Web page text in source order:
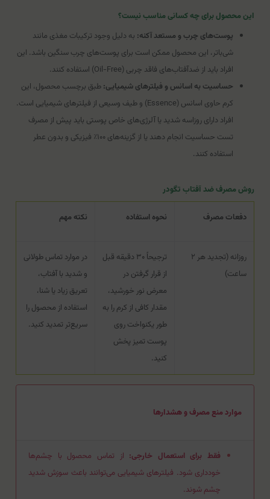
این محصول برای چه کسانی مناسب نیست؟
پوست‌های چرب و مستعد آکنه: به دلیل وجود ترکیبات مغذی مانند
شی‌باتر، این محصول ممکن است برای پوست‌های چرب سنگین باشد. این
افراد باید از ضدآفتاب‌های فاقد چربی (Oil-Free) استفاده کنند.
حساسیت به اسانس و فیلترهای شیمیایی:طبق برچسب محصول، این
کرم حاوی اسانس (Essence) و طیف وسیعی از فیلترهای شیمیایی است.
افراد دارای روزاسه شدید یا آلرژی‌های خاص پوستی باید پیش از مصرف
تست حساسیت انجام دهند یا از گزینه‌های ۱۰۰٪ فیزیکی و بدون عطر
استفاده کنند.
روش مصرف ضد آفتاب تگودر
دفعات مصرف نحوه استفاده نکته مهم
روزانه (تجدید هر ۲
ساعت)
ترجیحاً ۳۰ دقیقه قبل
از قرار گرفتن در
معرض نور خورشید،
مقدار کافی از کرم را به
طور یکنواخت روی
پوست تمیز پخش
کنید.
در موارد تماس طولانی
و شدید با آفتاب،
تعریق زیاد یا شنا،
استفاده از محصول را
سریع‌تر تمدید کنید.
موارد منع مصرف و هشدارها
فقط برای استعمال خارجی: از تماس محصول با چشم‌ها
خودداری شود. فیلترهای شیمیایی می‌توانند باعث سوزش شدید
چشم شوند.